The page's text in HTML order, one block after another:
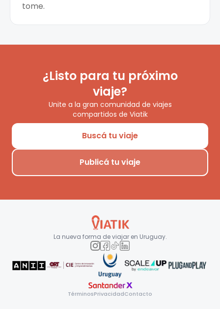
tome.
¿Listo para tu próximo
viaje?
Unite a la gran comunidad de viajes
compartidos de Viatik
Buscá tu viaje
Publicá tu viaje
La nueva forma de viajar en Uruguay.
TérminosPrivacidadContacto